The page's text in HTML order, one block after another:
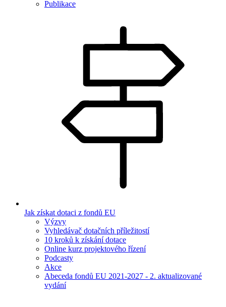
Publikace
Jak získat dotaci z fondů EU
Výzvy
Vyhledávač dotačních příležitostí
10 kroků k získání dotace
Online kurz projektového řízení
Podcasty
Akce
Abeceda fondů EU 2021-2027 - 2. aktualizované
vydání